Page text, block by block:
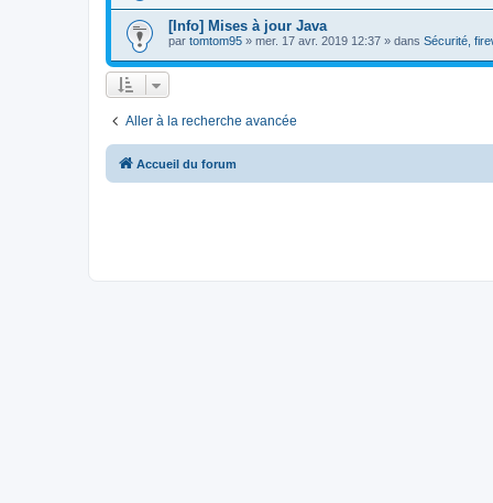
[Info] Mises à jour Java
par tomtom95 » mer. 17 avr. 2019 12:37 » dans Sécurité,
Aller à la recherche avancée
Accueil du forum